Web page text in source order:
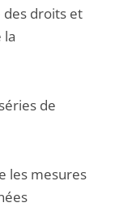
des droits et
la
de
les mesures